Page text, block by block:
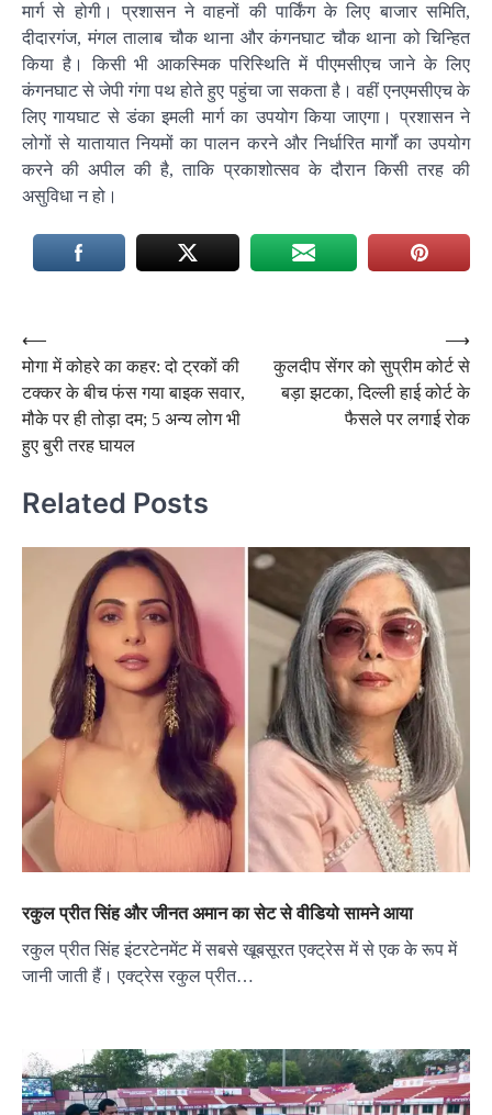
मार्ग से होगी। प्रशासन ने वाहनों की पार्किंग के लिए बाजार समिति,
दीदारगंज, मंगल तालाब चौक थाना और कंगनघाट चौक थाना को चिन्हित
किया है। किसी भी आकस्मिक परिस्थिति में पीएमसीएच जाने के लिए
कंगनघाट से जेपी गंगा पथ होते हुए पहुंचा जा सकता है। वहीं एनएमसीएच के
लिए गायघाट से डंका इमली मार्ग का उपयोग किया जाएगा। प्रशासन ने
लोगों से यातायात नियमों का पालन करने और निर्धारित मार्गों का उपयोग
करने की अपील की है, ताकि प्रकाशोत्सव के दौरान किसी तरह की
असुविधा न हो।
Post
navigation
⟵
मोगा में कोहरे का कहर: दो ट्रकों की
टक्कर के बीच फंस गया बाइक सवार,
मौके पर ही तोड़ा दम; 5 अन्य लोग भी
हुए बुरी तरह घायल
कुलदीप सेंगर को सुप्रीम कोर्ट से
बड़ा झटका, दिल्ली हाई कोर्ट के
फैसले पर लगाई रोक
⟶
Related Posts
रकुल प्रीत सिंह और जीनत अमान का सेट से वीडियो सामने आया
रकुल प्रीत सिंह इंटरटेनमेंट में सबसे खूबसूरत एक्ट्रेस में से एक के रूप में
जानी जाती हैं। एक्ट्रेस रकुल प्रीत…